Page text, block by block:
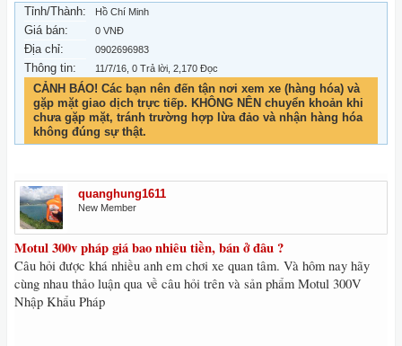
Tỉnh/Thành: Hồ Chí Minh
Giá bán: 0 VNĐ
Địa chỉ: 0902696983
Thông tin: 11/7/16 , 0 Trả lời, 2,170 Đọc
CẢNH BÁO! Các bạn nên đến tận nơi xem xe (hàng hóa) và
gặp mặt giao dịch trực tiếp. KHÔNG NÊN chuyển khoản khi
chưa gặp mặt, tránh trường hợp lừa đảo và nhận hàng hóa
không đúng sự thật.
quanghung1611
New Member
Motul 300v pháp giá bao nhiêu tiền, bán ở đâu ?
Câu hỏi được khá nhiều anh em chơi xe quan tâm. Và hôm nay hãy
cùng nhau thảo luận qua về câu hỏi trên và sản phẩm Motul 300V
Nhập Khẩu Pháp